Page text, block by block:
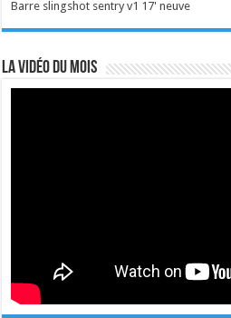
Barre slingshot sentry v1 17' neuve
La vidéo du mois